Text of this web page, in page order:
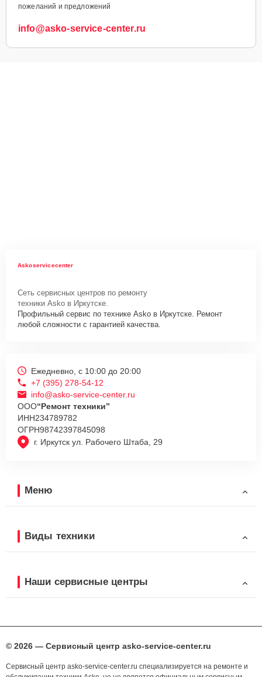
пожеланий и предложений
info@asko-service-center.ru
Askoservicecenter
Сеть сервисных центров по ремонту
техники Asko в Иркутске.
Профильный сервис по технике Asko в Иркутске. Ремонт
любой сложности с гарантией качества.
г. Иркутск ул. Рабочего Штаба, 29
Ежедневно, с 10:00 до 20:00
+7 (395) 278-54-12
info@asko-service-center.ru
ООО“Ремонт техники”
ИНН234789782
ОГРН98742397845098
Меню
Виды техники
Наши сервисные центры
© 2026 — Сервисный центр asko-service-center.ru
Сервисный центр asko-service-center.ru специализируется на ремонте и